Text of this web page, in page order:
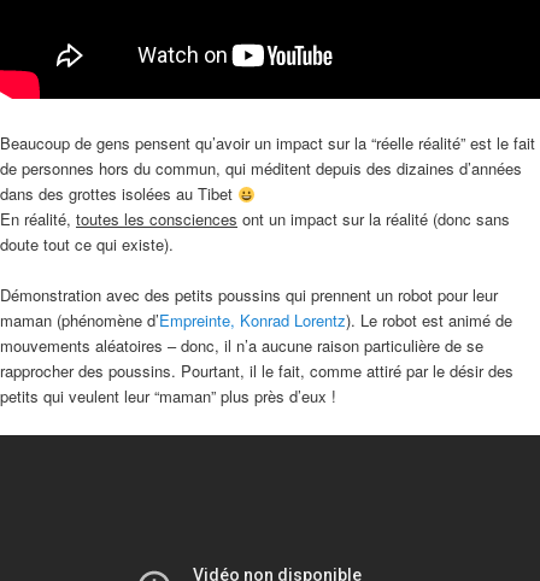
Beaucoup de gens pensent qu’avoir un impact sur la “réelle réalité” est le fait
de personnes hors du commun, qui méditent depuis des dizaines d’années
dans des grottes isolées au Tibet
En réalité, toutes les consciences ont un impact sur la réalité (donc sans
doute tout ce qui existe).
Démonstration avec des petits poussins qui prennent un robot pour leur
maman (phénomène d’Empreinte, Konrad Lorentz). Le robot est animé de
mouvements aléatoires – donc, il n’a aucune raison particulière de se
rapprocher des poussins. Pourtant, il le fait, comme attiré par le désir des
petits qui veulent leur “maman” plus près d’eux !